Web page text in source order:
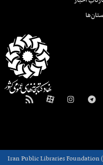
Iran Public Libraries